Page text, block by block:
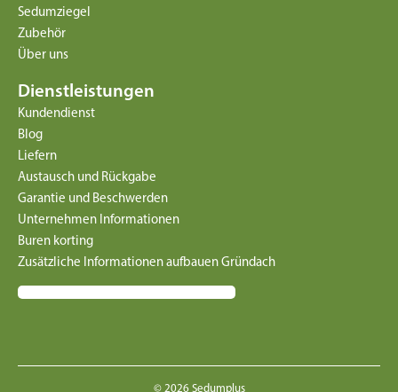
Sedumziegel
Zubehör
Über uns
Dienstleistungen
Kundendienst
Blog
Liefern
Austausch und Rückgabe
Garantie und Beschwerden
Unternehmen Informationen
Buren korting
Zusätzliche Informationen aufbauen Gründach
© 2026 Sedumplus